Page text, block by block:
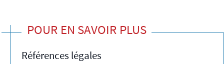
POUR EN SAVOIR PLUS
Références légales